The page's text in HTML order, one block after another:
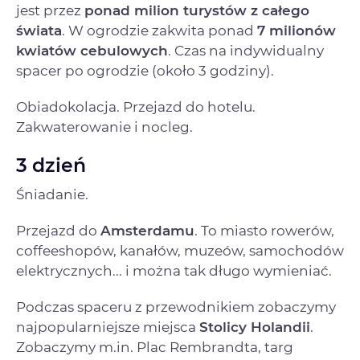
jest przez ponad milion turystów z całego
świata. W ogrodzie zakwita ponad 7 milionów
kwiatów cebulowych. Czas na indywidualny
spacer po ogrodzie (około 3 godziny).
Obiadokolacja. Przejazd do hotelu.
Zakwaterowanie i nocleg.
3 dzień
Śniadanie.
Przejazd do Amsterdamu. To miasto rowerów,
coffeeshopów, kanałów, muzeów, samochodów
elektrycznych... i można tak długo wymieniać.
Podczas spaceru z przewodnikiem zobaczymy
najpopularniejsze miejsca Stolicy Holandii.
Zobaczymy m.in. Plac Rembrandta, targ